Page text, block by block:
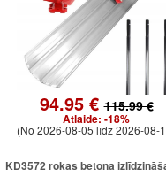
94.95 €115.99 €
Atlaide: -18%
(No 2026-08-05 līdz 2026-08-
KD3572 rokas betona